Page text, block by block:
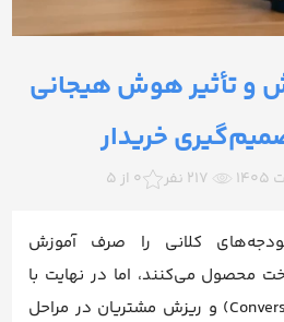
و تأثیر هوش هیجانی
217 نفر 0 از 5
کلانی را صرف آموزش
محصول می‌کنند، اما در نهایت با
افت نرخ تبدیل (Conversion Rate) و ریزش مشتریان در مراحل